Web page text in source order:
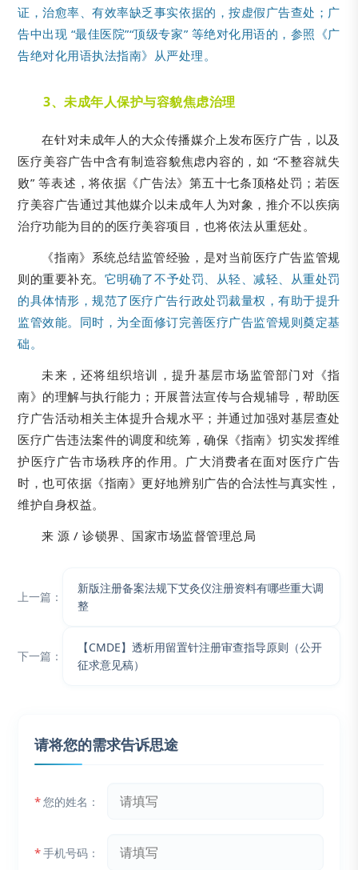
证，治愈率、有效率缺乏事实依据的，按虚假广告查处；广
告中出现 “最佳医院”“顶级专家” 等绝对化用语的，参照《广
告绝对化用语执法指南》从严处理。
3、未成年人保护与容貌焦虑治理
在针对未成年人的大众传播媒介上发布医疗广告，以及
医疗美容广告中含有制造容貌焦虑内容的，如 “不整容就失
败” 等表述，将依据《广告法》第五十七条顶格处罚；若医
疗美容广告通过其他媒介以未成年人为对象，推介不以疾病
治疗功能为目的的医疗美容项目，也将依法从重惩处。
《指南》系统总结监管经验，是对当前医疗广告监管规
则的重要补充。 它明确了不予处罚、从轻、减轻、从重处罚
的具体情形，规范了医疗广告行政处罚裁量权，有助于提升
监管效能。同时，为全面修订完善医疗广告监管规则奠定基
础。
未来，还将组织培训，提升基层市场监管部门对《指
南》的理解与执行能力；开展普法宣传与合规辅导，帮助医
疗广告活动相关主体提升合规水平；并通过加强对基层查处
医疗广告违法案件的调度和统筹，确保《指南》切实发挥维
护医疗广告市场秩序的作用。广大消费者在面对医疗广告
时，也可依据《指南》更好地辨别广告的合法性与真实性，
维护自身权益。
来 源 / 诊锁界、国家市场监督管理总局
上一篇：
新版注册备案法规下艾灸仪注册资料有哪些重大调
整
下一篇：
【CMDE】透析用留置针注册审查指导原则（公开
征求意见稿）
请将您的需求告诉思途
*您的姓名：
*手机号码：